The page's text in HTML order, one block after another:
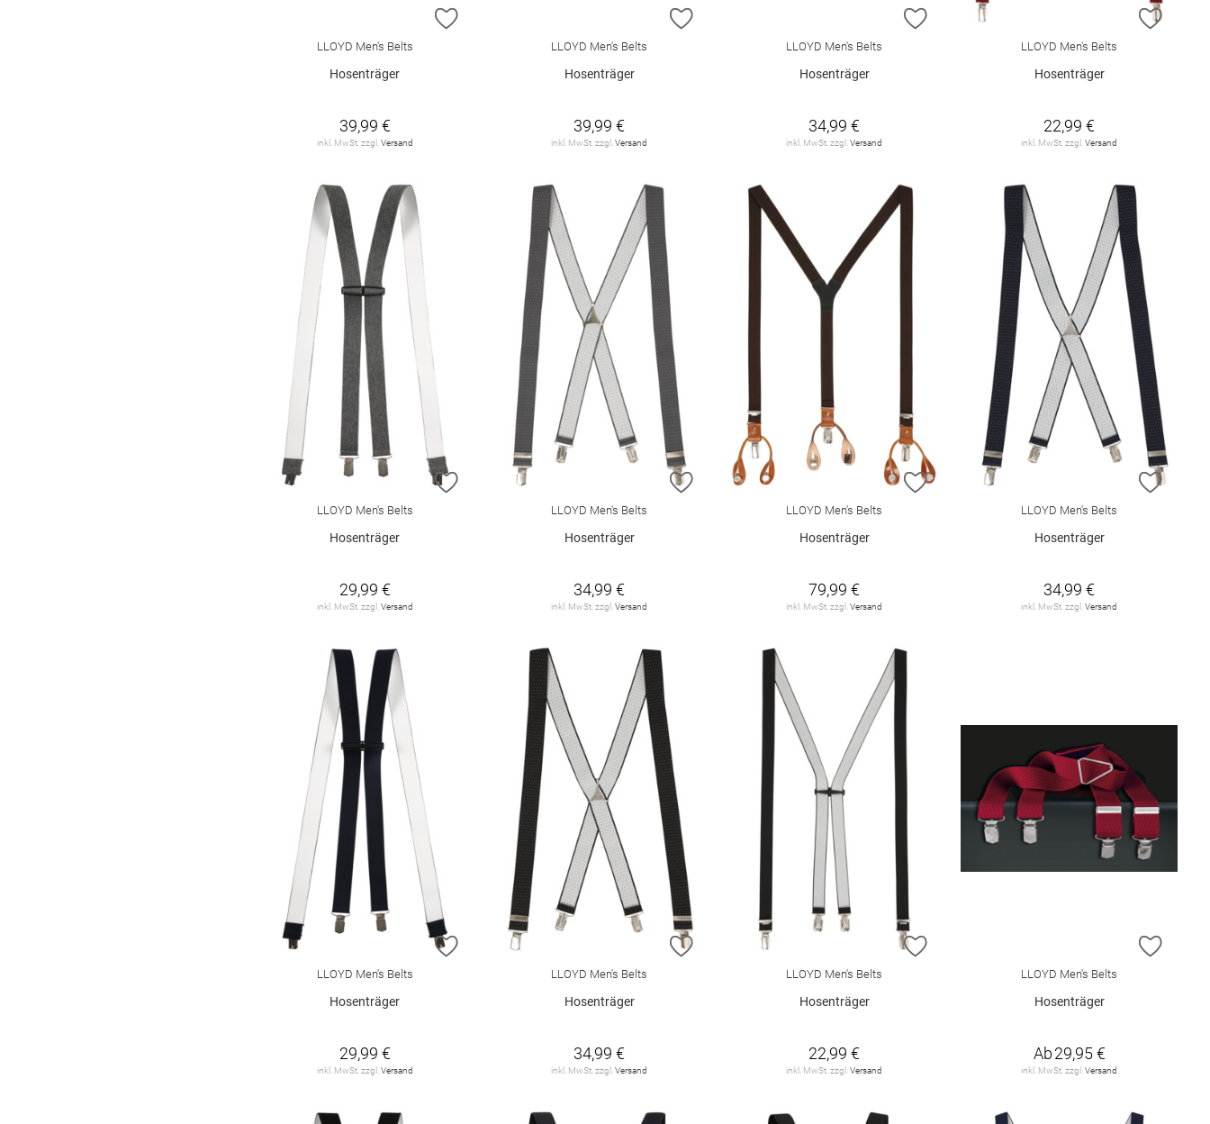
ZUR WUNSCHLISTE HINZUFÜGEN
LLOYD Men's Belts
Hosenträger
39,99 €
inkl. MwSt. zzgl. Versand
ZUR WUNSCHLISTE HINZUFÜGEN
LLOYD Men's Belts
Hosenträger
39,99 €
inkl. MwSt. zzgl.Versand
ZUR WUNSCHLISTE HINZUFÜGEN
LLOYD Men's Belts
Hosenträger
34,99 €
inkl. MwSt. zzgl.Versand
ZUR
LLOYD Men's Belts
Hosenträger
22,99 €
inkl. MwSt. zzgl.Versand
ZUR WUNSCHLISTE HINZUFÜGEN
LLOYD Men's Belts
Hosenträger
29,99 €
inkl. MwSt. zzgl. Versand
ZUR WUNSCHLISTE HINZUFÜGEN
LLOYD Men's Belts
Hosenträger
34,99 €
inkl. MwSt. zzgl.Versand
ZUR WUNSCHLISTE HINZUFÜGEN
LLOYD Men's Belts
Hosenträger
79,99 €
inkl. MwSt. zzgl.Versand
ZUR
LLOYD Men's Belts
Hosenträger
34,99 €
inkl. MwSt. zzgl.Versand
ZUR WUNSCHLISTE HINZUFÜGEN
LLOYD Men's Belts
Hosenträger
29,99 €
inkl. MwSt. zzgl. Versand
ZUR WUNSCHLISTE HINZUFÜGEN
LLOYD Men's Belts
Hosenträger
34,99 €
inkl. MwSt. zzgl.Versand
LLOYD Men's Belts
Hosenträger
22,99 €
inkl. MwSt. zzgl.Versand
ZUR
LLOYD Men's Belts
Hosenträger
Ab29,95 €
inkl. MwSt. zzgl.Versand